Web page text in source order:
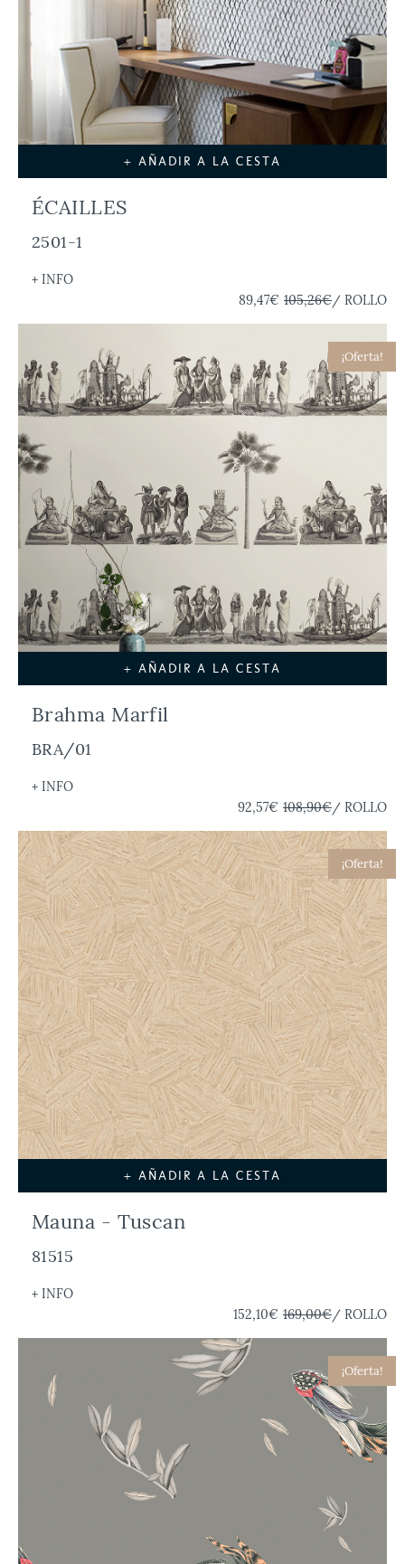
+ AÑADIR A LA CESTA
ÉCAILLES
2501-1
+ INFO
89,47€ 105,26€/ ROLLO
¡Oferta!
+ AÑADIR A LA CESTA
Brahma Marfil
BRA/01
+ INFO
92,57€ 108,90€/ ROLLO
¡Oferta!
+ AÑADIR A LA CESTA
Mauna - Tuscan
81515
+ INFO
152,10€ 169,00€/ ROLLO
¡Oferta!